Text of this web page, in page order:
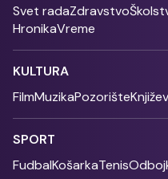
Svet radaZdravstvo
HronikaVreme
KULTURA
FilmMuzikaPozorište
SPORT
FudbalKošarkaTenis